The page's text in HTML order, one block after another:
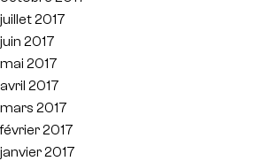
juillet 2017
juin 2017
mai 2017
avril 2017
mars 2017
février 2017
janvier 2017